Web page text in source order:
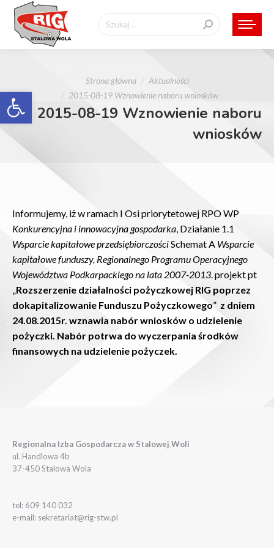
Otwórz pasek narzędzi
Szukaj:
Strona główna
Aktualności
2015-08-19 Wznowienie naboru wniosków
2015-08-19 Wznowienie naboru
wniosków
Informujemy, iż w ramach I Osi priorytetowej RPO WP
Konkurencyjna i innowacyjna gospodarka, Działanie 1.1
Wsparcie kapitałowe przedsiębiorczościSchemat A Wsparcie
kapitałowe funduszy, Regionalnego Programu Operacyjnego
Województwa Podkarpackiego na lata 2007-2013. projekt pt
„Rozszerzenie działalności pożyczkowej RIG poprzez
dokapitalizowanie Funduszu Pożyczkowego” z dniem
24.08.2015r. wznawia nabór wniosków o udzielenie
pożyczki. Nabór potrwa do wyczerpania środków
finansowych na udzielenie pożyczek.
Regionalna Izba Gospodarcza w Stalowej Woli
ul. Handlowa 4b
37-450 Stalowa Wola
tel: 609 140 032
e-mail: sekretariat@rig-stw.pl